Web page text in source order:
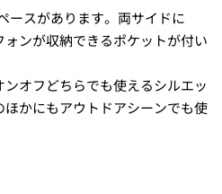
ースがあります。両サイドに
ンが収納できるポケットが付い
オフどちらでも使えるシルエッ
ほかにもアウトドアシーンでも使